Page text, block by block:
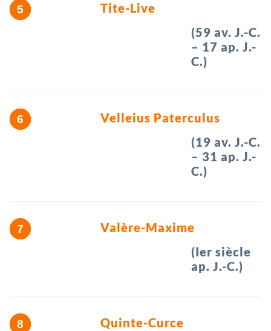
Tite-Live
(59 av. J.-C.
– 17 ap. J.-
C.)
Velleius Paterculus
(19 av. J.-C.
– 31 ap. J.-
C.)
Valère-Maxime
(Ier siècle
ap. J.-C.)
Quinte-Curce